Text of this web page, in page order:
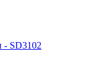
- SD3102